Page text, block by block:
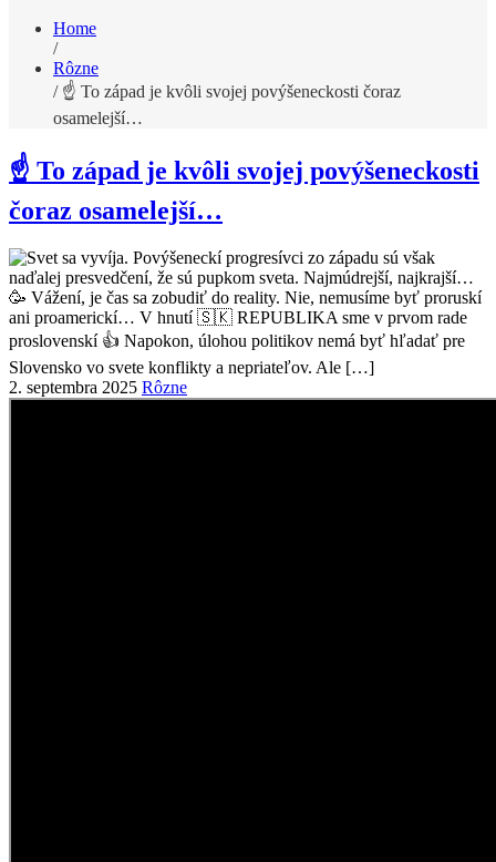
Home
/
Rôzne
/ ☝️ To západ je kvôli svojej povýšeneckosti čoraz
osamelejší…
☝️ To západ je kvôli svojej povýšeneckosti
čoraz osamelejší…
2. septembra 2025 Rôzne